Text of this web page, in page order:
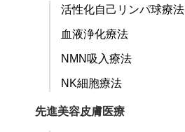
活性化自己リンパ球療法
血液浄化療法
NMN吸入療法
NK細胞療法
先進美容皮膚医療